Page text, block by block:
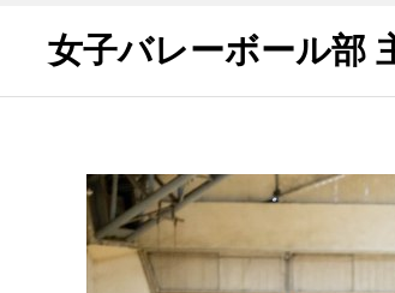
女子バレーボール部